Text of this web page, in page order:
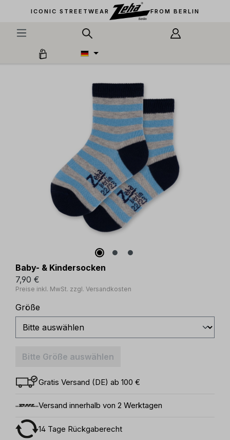
springen
ICONIC STREETWEAR FROM BERLIN
Bildergalerie überspringen
Baby- & Kindersocken
7,90 €
Preise inkl. MwSt. zzgl. Versandkosten
Größe
Bitte Größe auswählen
Gratis Versand (DE) ab 100 €
Versand innerhalb von 2 Werktagen
14 Tage Rückgaberecht